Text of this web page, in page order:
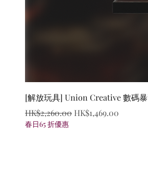
[解放玩具] Union Creative 數碼
一般價格
HK$2,260.00 促銷價格
HK$1,469.00
春日65 折優惠